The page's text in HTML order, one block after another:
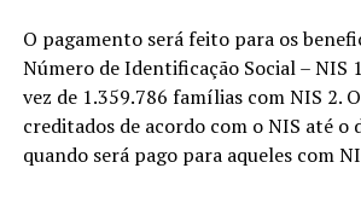
O pagamento será feito para os
Número de Identificação Social – NIS
vez de 1.359.786 famílias com NIS 2.
creditados de acordo com o NIS até o
quando será pago para aqueles com